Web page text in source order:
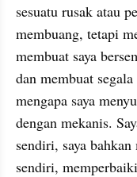
sesuatu rusak atau
membuang, tetapi
membuat saya
dan membuat
mengapa saya
dengan mekanis.
sendiri, saya
sendiri,